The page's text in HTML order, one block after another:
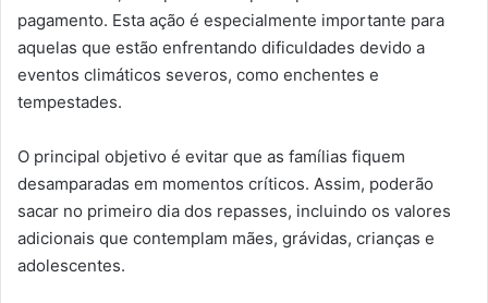
pagamento. Esta ação é especialmente importante para
aquelas que estão enfrentando dificuldades devido a
eventos climáticos severos, como enchentes e
tempestades.
O principal objetivo é evitar que as famílias fiquem
desamparadas em momentos críticos. Assim, poderão
sacar no primeiro dia dos repasses, incluindo os valores
adicionais que contemplam mães, grávidas, crianças e
adolescentes.